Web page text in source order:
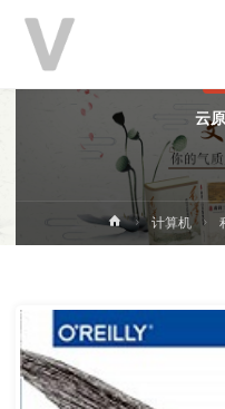
云
首
页
计算机